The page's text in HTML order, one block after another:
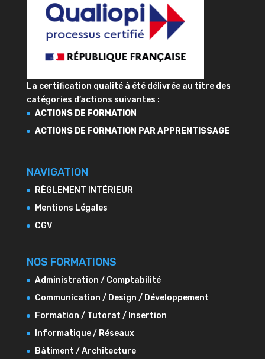
La certification qualité à été délivrée au titre des
catégories d’actions suivantes :
ACTIONS DE FORMATION
ACTIONS DE FORMATION PAR APPRENTISSAGE
NAVIGATION
RÈGLEMENT INTÉRIEUR
Mentions Légales
CGV
NOS FORMATIONS
Administration / Comptabilité
Communication / Design / Développement
Formation / Tutorat / Insertion
Informatique / Réseaux
Bâtiment / Architecture